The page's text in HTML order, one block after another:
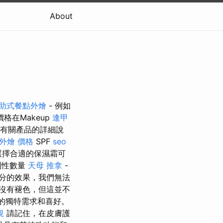
About
式餐點外燴 - 例如
格在Makeup 逢甲
關產品的詳細說
燴 價格 SPF seo
合適的保濕霜可
數量 天母 推拿 -
的效果，我們無法
有褪色，但這並不
特需求和喜好。
請記住，在皮膚護